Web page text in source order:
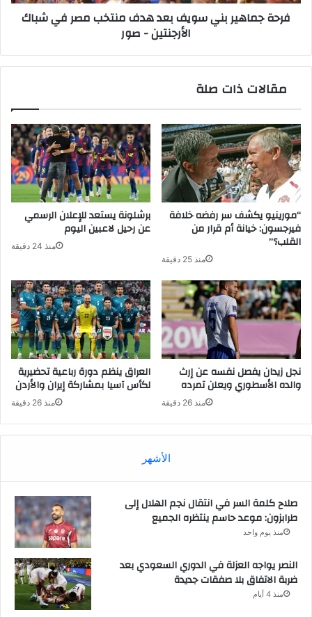
شباكفرحة جماهير بني سويف بعد هدف منتخب مصر في شباك
الأرجنتين - صور
مقالات ذات صلة
برشلونة يستعد للإعلان الرسمي
عن رحيل لاعبين اليوم
منذ 24 دقيقة
“مورينيو يكشف سر رفضه خلافة
فيرجسون: خيانة أم قرار من
القلب؟”
منذ 25 دقيقة
العراق ينظم دورة رباعية تحضيرية
لكأس آسيا بمشاركة إيران والأردن
منذ 26 دقيقة
نجل زيدان يفصل نفسه عن إرث
والده الأسطوري ويعلن تمرده
منذ 26 دقيقة
الأشهر
صلاح كلمة السر في انتقال نجم الهلال إلى
طرابزون: موعد حاسم ينتظره الجميع
منذ يوم واحد
النصر يواجه العزلة في الدوري السعودي بعد
ضربة الاتفاق بلا صفقات جديدة
منذ 4 أيام